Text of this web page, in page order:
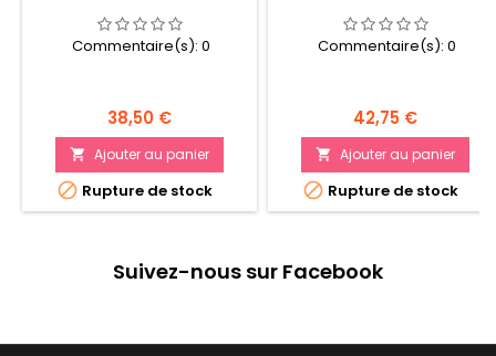
Commentaire(s): 0
Prix
38,50 €
 Ajouter au panier
 Rupture de stock
Commentaire(s): 0
Prix
42,75 €
 Ajouter au panier
 Rupture de stock
Suivez-nous sur Facebook